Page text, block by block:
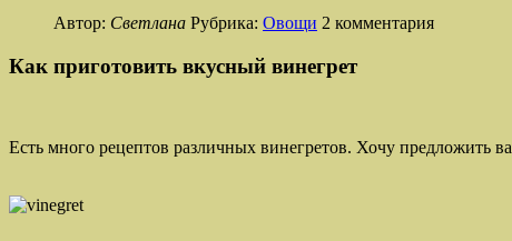
Автор: Светлана Рубрика: Овощи 2 комментария
Как приготовить вкусный винегрет
Есть много рецептов различных винегретов. Хочу предложить